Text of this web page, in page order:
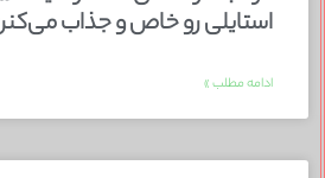
استایلی رو خاص و جذاب
ادامه مطلب »